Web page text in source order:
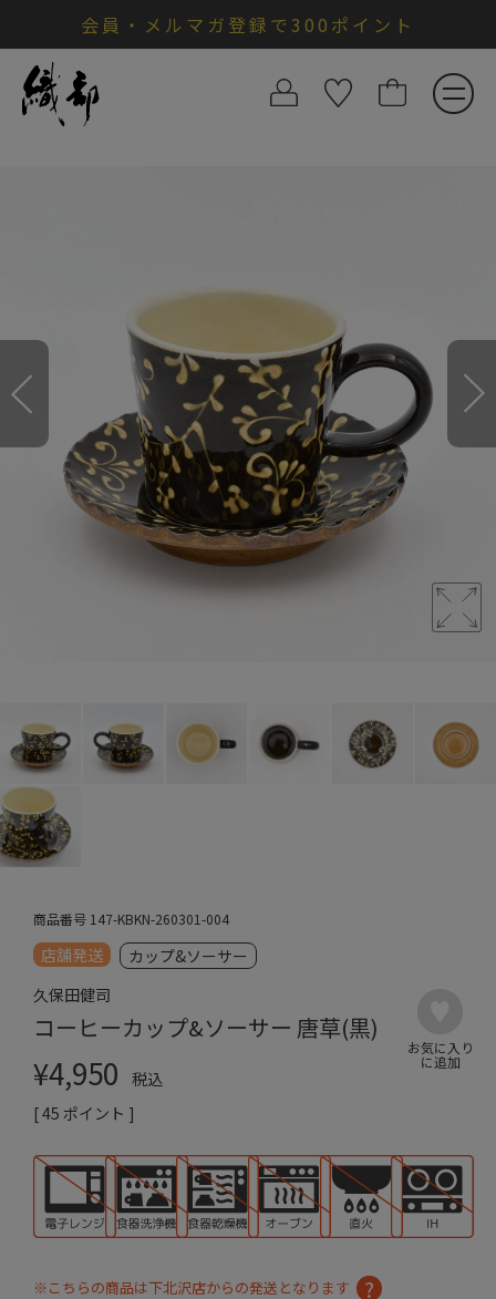
会員・メルマガ登録で300ポイント
商品番号 147-KBKN-260301-004
店舗発送
カップ&ソーサー
久保田健司
コーヒーカップ&ソーサー 唐草(黒)
¥4,950
税込
[45 ポイント ]
※こちらの商品は下北沢店からの発送となります